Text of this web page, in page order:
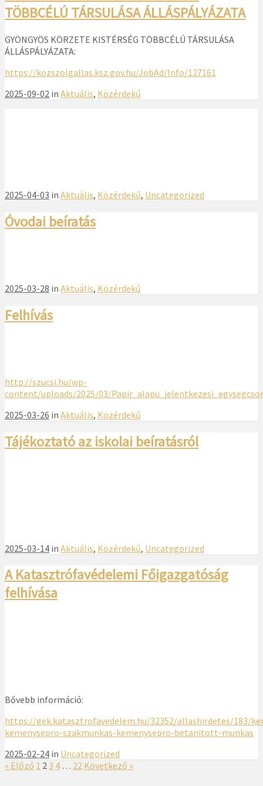
TÖBBCÉLÚ TÁRSULÁSA ÁLLÁSPÁLYÁZATA
GYÖNGYÖS KÖRZETE KISTÉRSÉG TÖBBCÉLÚ TÁRSULÁSA
ÁLLÁSPÁLYÁZATA:
https://kozszolgallas.ksz.gov.hu/JobAd/Info/127161
2025-09-02 in Aktuális, Közérdekű
2025-04-03 in Aktuális, Közérdekű, Uncategorized
Óvodai beíratás
2025-03-28 in Aktuális, Közérdekű
Felhívás
http://szucsi.hu/wp-
content/uploads/2025/03/
2025-03-26 in Aktuális, Közérdekű
Tájékoztató az iskolai beíratásról
2025-03-14 in Aktuális, Közérdekű, Uncategorized
A Katasztrófavédelemi Főigazgatóság
felhívása
Bővebb információ:
https://gek.katasztrofavedelem.hu/32352/allashirdetes/183/
kemenysepro-szakmunkas-kemenysepro-betanitott-munkas
2025-02-24 in Uncategorized
« Előző 1 2 3 4 … 22 Következő »